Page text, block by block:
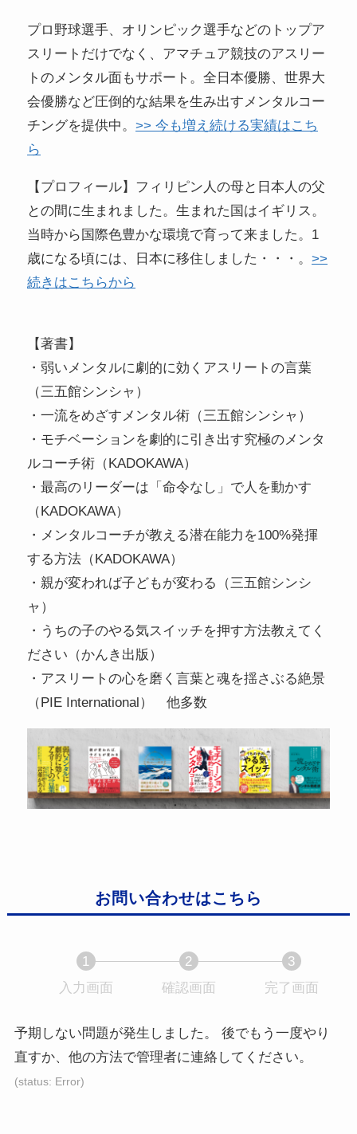
プロ野球選手、オリンピック選手などのトップア
スリートだけでなく、アマチュア競技のアスリー
トのメンタル面もサポート。全日本優勝、世界大
会優勝など圧倒的な結果を生み出すメンタルコー
チングを提供中。>> 今も増え続ける実績はこち
ら
【プロフィール】フィリピン人の母と日本人の父
との間に生まれました。生まれた国はイギリス。
当時から国際色豊かな環境で育って来ました。1
歳になる頃には、日本に移住しました・・・。>>
続きはこちらから
【著書】
・弱いメンタルに劇的に効くアスリートの言葉
（三五館シンシャ）
・一流をめざすメンタル術（三五館シンシャ）
・モチベーションを劇的に引き出す究極のメンタ
ルコーチ術（KADOKAWA）
・最高のリーダーは「命令なし」で人を動かす
（KADOKAWA）
・メンタルコーチが教える潜在能力を100%発揮
する方法（KADOKAWA）
・親が変われば子どもが変わる（三五館シンシ
ャ）
・うちの子のやる気スイッチを押す方法教えてく
ださい（かんき出版）
・アスリートの心を磨く言葉と魂を揺さぶる絶景
（PIE International） 他多数
お問い合わせはこちら
1
入力画面現
表
示
さ
2
確認画面現
表
さ
3
完了画面現
表
予期しない問題が発生しました。 後でもう一度やり
直すか、他の方法で管理者に連絡してください。
(status: Error)